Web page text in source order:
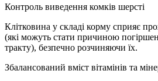
Контроль виведення комків шерсті
Клітковина у складі корму сприяє
(які можуть стати причиною
тракту), безпечно розчиняючи їх.
Збалансований вміст вітамінів та